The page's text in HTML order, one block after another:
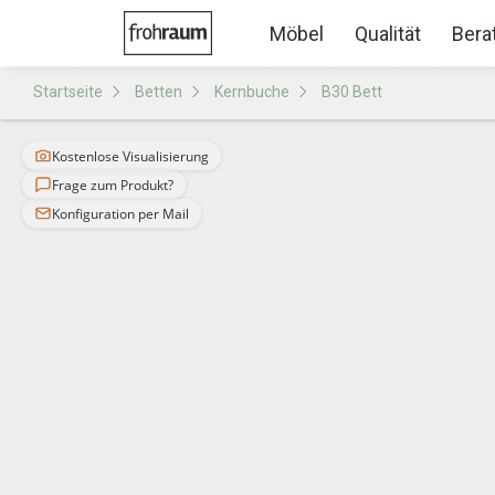
Möbel Qualität
Startseite Betten Kernbuche B30 Bett
Kostenlose Visualisierung
Frage zum Produkt?
Konfiguration per Mail